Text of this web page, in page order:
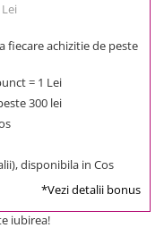
Lei
fiecare achizitie de peste
= 1 Lei
300 lei
disponibila in Cos
*Vezi detalii bonus
iubirea!